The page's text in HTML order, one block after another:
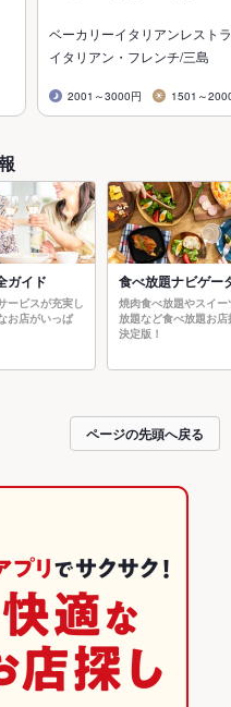
ベーカリーイタリアンレスト
イタリアン・フレンチ/三島
2001～3000円 1501～
ガイド
ービスが充実し
お店がいっぱ
食べ放題ナビゲー
焼肉食べ放題やスイー
放題など食べ放題お店
決定版！
ページの先頭へ戻る